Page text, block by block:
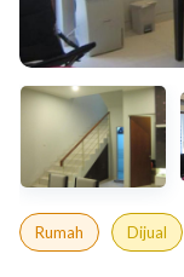
Rumah Dijual